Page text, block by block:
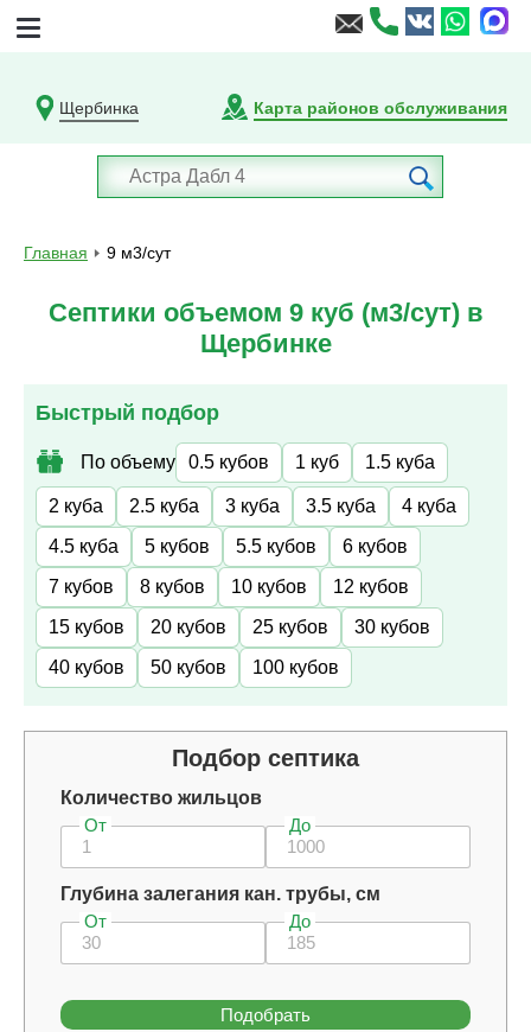
Щербинка Карта районов обслуживания
Главная 9 м3/сут
Септики объемом 9 куб (м3/сут) в
Щербинке
Быстрый подбор
По объему 0.5 кубов 1 куб 1.5 куба
2 куба 2.5 куба 3 куба 3.5 куба
4 куба
4.5 куба
5 кубов 5.5 кубов
6 кубов
7 кубов
8 кубов 10 кубов
12 кубов
15 кубов
20 кубов 25 кубов
30 кубов
40 кубов
50 кубов 100 кубов
Подбор септика
Количество жильцов
От
До
Глубина залегания кан. трубы, см
От
До
Подобрать